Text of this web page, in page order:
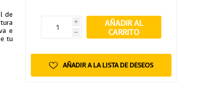
de
e
tu
i
h
AÑADIR AL
CARRITO
AÑADIR A LA LISTA DE DESEOS